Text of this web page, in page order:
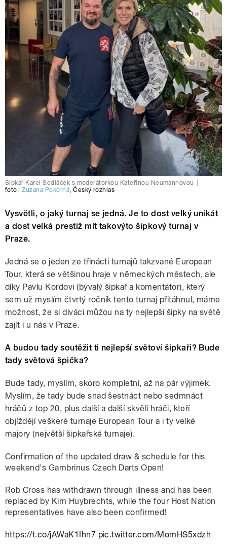
Šipkař Karel Sedláček s moderátorkou Kateřinou Neumannovou
foto: Zuzana Pokorná ,Český rozhlas
Vysvětli, o jaký turnaj se jedná. Je to dost velký unikát
a dost velká prestiž mít takovýto šipkový turnaj v
Praze.
Jedná se o jeden ze třinácti turnajů takzvané European
Tour, která se většinou hraje v německých městech, ale
díky Pavlu Kordovi (bývalý šipkař a komentátor), který
sem už myslím čtvrtý ročník tento turnaj přitáhnul, máme
možnost, že si diváci můžou na ty nejlepší šipky na světě
zajít i u nás v Praze.
A budou tady soutěžit ti nejlepší světoví šipkaři? Bude
tady světová špička?
Bude tady, myslím, skoro kompletní, až na pár výjimek.
Myslím, že tady bude snad šestnáct nebo sedmnáct
hráčů z top 20, plus další a další skvělí hráči, kteří
objíždějí veškeré turnaje European Tour a i ty velké
majory (největší šipkařské turnaje).
Confirmation of the updated draw & schedule for this
weekend's Gambrinus Czech Darts Open!
Rob Cross has withdrawn through illness and has been
replaced by Kim Huybrechts, while the four Host Nation
representatives have also been confirmed!
https://t.co/jAWaK1Ihn7 pic.twitter.com/MomHS5xdzh